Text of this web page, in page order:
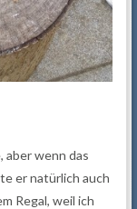
aber wenn das
er natürlich auch
Regal, weil ich